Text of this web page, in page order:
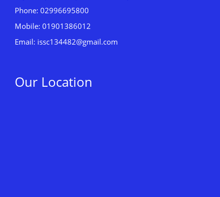
Phone: 02996695800
Mobile: 01901386012
Email: issc134482@gmail.com
Our Location